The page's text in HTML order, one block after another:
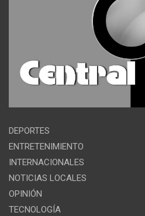
DEPORTES
ENTRETENIMIENTO
INTERNACIONALES
NOTICIAS LOCALES
OPINIÓN
TECNOLOGÍA